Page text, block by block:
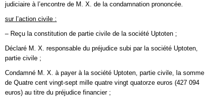
judiciaire à l’encontre de M. X. de la condamnation prononcée.
sur l’action civile :
– Reçu la constitution de partie civile de la société Uptoten ;
Déclaré M. X. responsable du préjudice subi par la société Uptoten,
partie civile ;
Condamné M. X. à payer à la société Uptoten, partie civile, la somme
de Quatre cent vingt-sept mille quatre vingt quatorze euros (427 094
euros) au titre du préjudice financier ;